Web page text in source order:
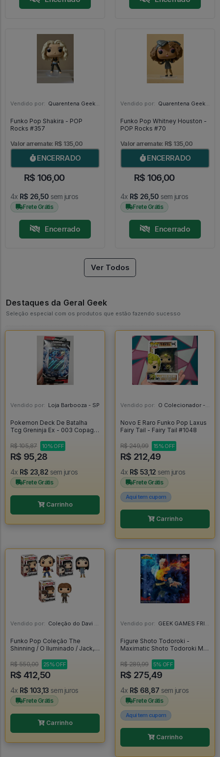
Vendido por: Quarentena Geek Store - SP
Funko Pop Shakira - POP
Rocks #357
Valor arremate: R$ 135,00
ENCERRADO
R$ 106,00
4x R$ 26,50 sem juros
Frete Grátis
Encerrado
Vendido por: Quarentena Geek Store - SP
Funko Pop Whitney Houston -
POP Rocks #70
Valor arremate: R$ 135,00
ENCERRADO
R$ 106,00
4x R$ 26,50 sem juros
Frete Grátis
Encerrado
Ver Todos
Destaques da Geral Geek
Seleção especial com os produtos que estão fazendo sucesso
Vendido por: Loja Barbooza - SP
Pokemon Deck De Batalha
Tcg Greninja Ex - 003 Copag
Estampas Ilustradas
R$ 105,87 10% OFF
R$ 95,28
4x R$ 23,82 sem juros
Frete Grátis
Carrinho
Vendido por: O Colecionador - SP
Novo E Raro Funko Pop Laxus
Fairy Tail - Fairy Tail #1048
R$ 249,99 15% OFF
R$ 212,49
4x R$ 53,12 sem juros
Frete Grátis
Aqui tem cupom
Carrinho
Vendido por: Coleção do Davi - RJ
Funko Pop Coleção The
Shinning / O Iluminado / Jack,
Iluminado #456
R$ 550,00 25% OFF
R$ 412,50
4x R$ 103,13 sem juros
Frete Grátis
Carrinho
Vendido por: GEEK GAMES FRIEND - RJ
Figure Shoto Todoroki -
Maximatic Shoto Todoroki My
Academia
R$ 289,99 5% OFF
R$ 275,49
4x R$ 68,87 sem juros
Frete Grátis
Aqui tem cupom
Carrinho